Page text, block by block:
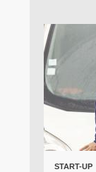
START-UP